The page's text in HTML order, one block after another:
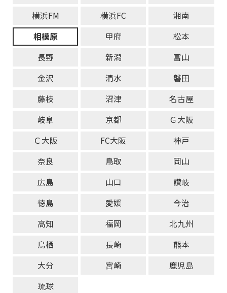
横浜FM
横浜FC
湘南
相模原
甲府
松本
長野
新潟
富山
金沢
清水
磐田
藤枝
沼津
名古屋
岐阜
京都
Ｇ大阪
Ｃ大阪
FC大阪
神戸
奈良
鳥取
岡山
広島
山口
讃岐
徳島
愛媛
今治
高知
福岡
北九州
鳥栖
長崎
熊本
大分
宮崎
鹿児島
琉球